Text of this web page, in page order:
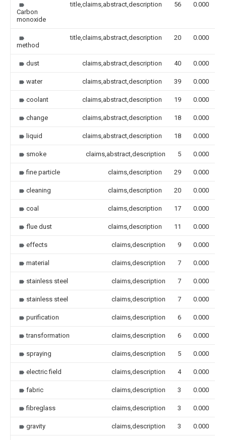
Carbon
monoxide
title,claims,abstract,description 56 0.000
method
title,claims,abstract,description 20 0.000
dust claims,abstract,description 40 0.000
water claims,abstract,description 39 0.000
coolant claims,abstract,description 19 0.000
change claims,abstract,description 18 0.000
liquid claims,abstract,description 18 0.000
smoke claims,abstract,description 5 0.000
fine particle claims,description 29 0.000
cleaning claims,description 20 0.000
coal claims,description 17 0.000
flue dust claims,description 11 0.000
effects claims,description 9 0.000
material claims,description 7 0.000
stainless steel claims,description 7 0.000
stainless steel claims,description 7 0.000
purification claims,description 6 0.000
transformation claims,description 6 0.000
spraying claims,description 5 0.000
electric field claims,description 4 0.000
fabric claims,description 3 0.000
fibreglass claims,description 3 0.000
gravity claims,description 3 0.000